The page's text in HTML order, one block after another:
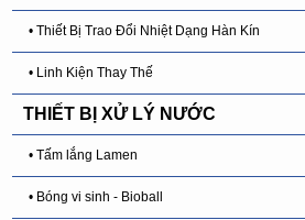
• Thiết Bị Trao Đổi Nhiệt Dạng Hàn Kín
• Linh Kiện Thay Thế
THIẾT BỊ XỬ LÝ NƯỚC
• Tấm lắng Lamen
• Bóng vi sinh - Bioball